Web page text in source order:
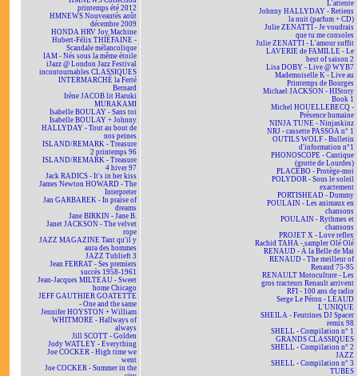
printemps été 2012
HMNEWS Nouveautés août
décembre 2009
HONDA HRV Joy Machine
Hubert-Félix THIÉFAINE -
Scandale mélancolique
IAM - Nés sous la même étoile
iJazz @ London Jazz Festival
incontournables CLASSIQUES
INTERMARCHÉ la Ferté
Bernard
Irène JACOB lit Haruki
MURAKAMI
Isabelle BOULAY - Sans toi
Isabelle BOULAY + Johnny
HALLYDAY - Tout au bout de
nos peines
ISLAND/REMARK - Treasure
2 printemps 96
ISLAND/REMARK - Treasure
4 hiver 97
Jack RADICS - It's in her kiss
James Newton HOWARD - The
Interpreter
Jan GARBAREK - In praise of
dreams
Jane BIRKIN - Jane B.
Janet JACKSON - The velvet
rope
JAZZ MAGAZINE Tant qu'il y
aura des hommes
JAZZ Tublieft 3
Jean FERRAT - Ses premiers
succès 1958-1961
Jean-Jacques MILTEAU - Sweet
home Chicago
JEFF GAUTHIER GOATETTE
- One and the same
Jennifer HOYSTON + William
WHITMORE - Hallways of
always
Jill SCOTT - Golden
Jody WATLEY - Everything
Joe COCKER - High time we
went
Joe COCKER - Summer in the
L'attente
Johnny HALLYDAY - Retiens
la nuit (parfum + CD)
Julie ZENATTI - Je voudrais
que tu me consoles
Julie ZENATTI - L'amour suffit
LAVERIE de FAMILLE - Le
best of saison 2
Lisa DOBY - Live @ WYB7
Mademoiselle K - Live au
Printemps de Bourges
Michael JACKSON - HIStory
Book 1
Michel HOUELLEBECQ -
Présence humaine
NINJA TUNE - Ninjaskinz
NRJ - cassette PASSOA n° 1
OUTILS WOLF - Bulletin
d'information n°1
PHONOSCOPE - Cantique
(grotte de Lourdes)
PLACEBO - Protège-moi
POLYDOR - Sous le soleil
exactement
PORTISHEAD - Dummy
POULAIN - Les animaux en
chansons
POULAIN - Rythmes et
chansons
PROJET X - Love reflex
Rachid TAHA - sampler Olé Olé
RENAUD - À la Belle de Mai
RENAUD - The meilleur of
Renaud 75-95
RENAULT Motoculture - Les
gros tracteurs Renault arrivent
RFI - 100 ans de radio
Serge Le Péron - LÉAUD
L'UNIQUE
SHEILA - Feutrines DJ Spacer
remix 98
SHELL - Compilation n° 1
GRANDS CLASSIQUES
SHELL - Compilation n° 2
JAZZ
SHELL - Compilation n° 3
TUBES